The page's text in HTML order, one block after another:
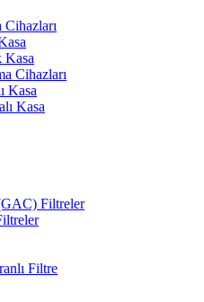
Cihazları
Kasa
Cihazları
Kasa
Kasa
Filtreler
Filtre